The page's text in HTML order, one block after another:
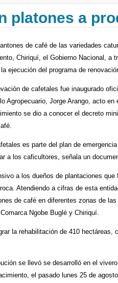
platones a
de café de las variedades
Chiriquí, el Gobierno Nacional, a
ejecución del programa de
de cafetales fue inaugurado
Agropecuario, Jorge Arango, acto
se dio a conocer el decreto
es parte del plan de
a los caficultores, señala un
a los dueños de plantaciones
Atendiendo a cifras de esta
de café en diferentes zonas de
Ngobe Buglé y Chiriquí.
la rehabilitación de 410 hectáreas,
se llevó se desarrolló en el
el pasado lunes 25 de